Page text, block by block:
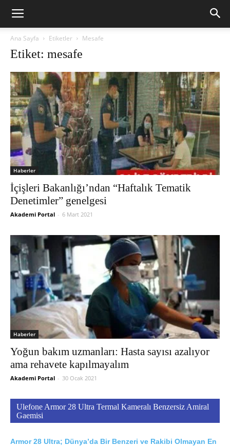
Ana Sayfa Etiketler Mesafe
Etiket: mesafe
Haberler
İçişleri Bakanlığı’ndan “Haftalık Tematik
Denetimler” genelgesi
Akademi Portal - 6 Mart 2021
Haberler
Yoğun bakım uzmanları: Hasta sayısı azalıyor
ama rehavete kapılmayalım
Akademi Portal - 30 Ocak 2021
Ulefone Armor 28 Ultra Termal Kameralı Benzersiz Amiral
Gaemisi
Armor 28 Ultra; Dünya’da Bir Benzeri ve Rakibi Olmayan En